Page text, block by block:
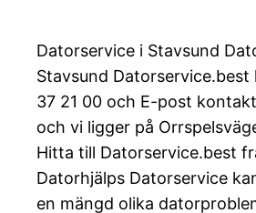
Datorservice i Stavsund
Stavsund Datorservice.best
37 21 00 och E-post
och vi ligger på
Hitta till Datorservice.best
Datorhjälps Datorservice
en mängd olika